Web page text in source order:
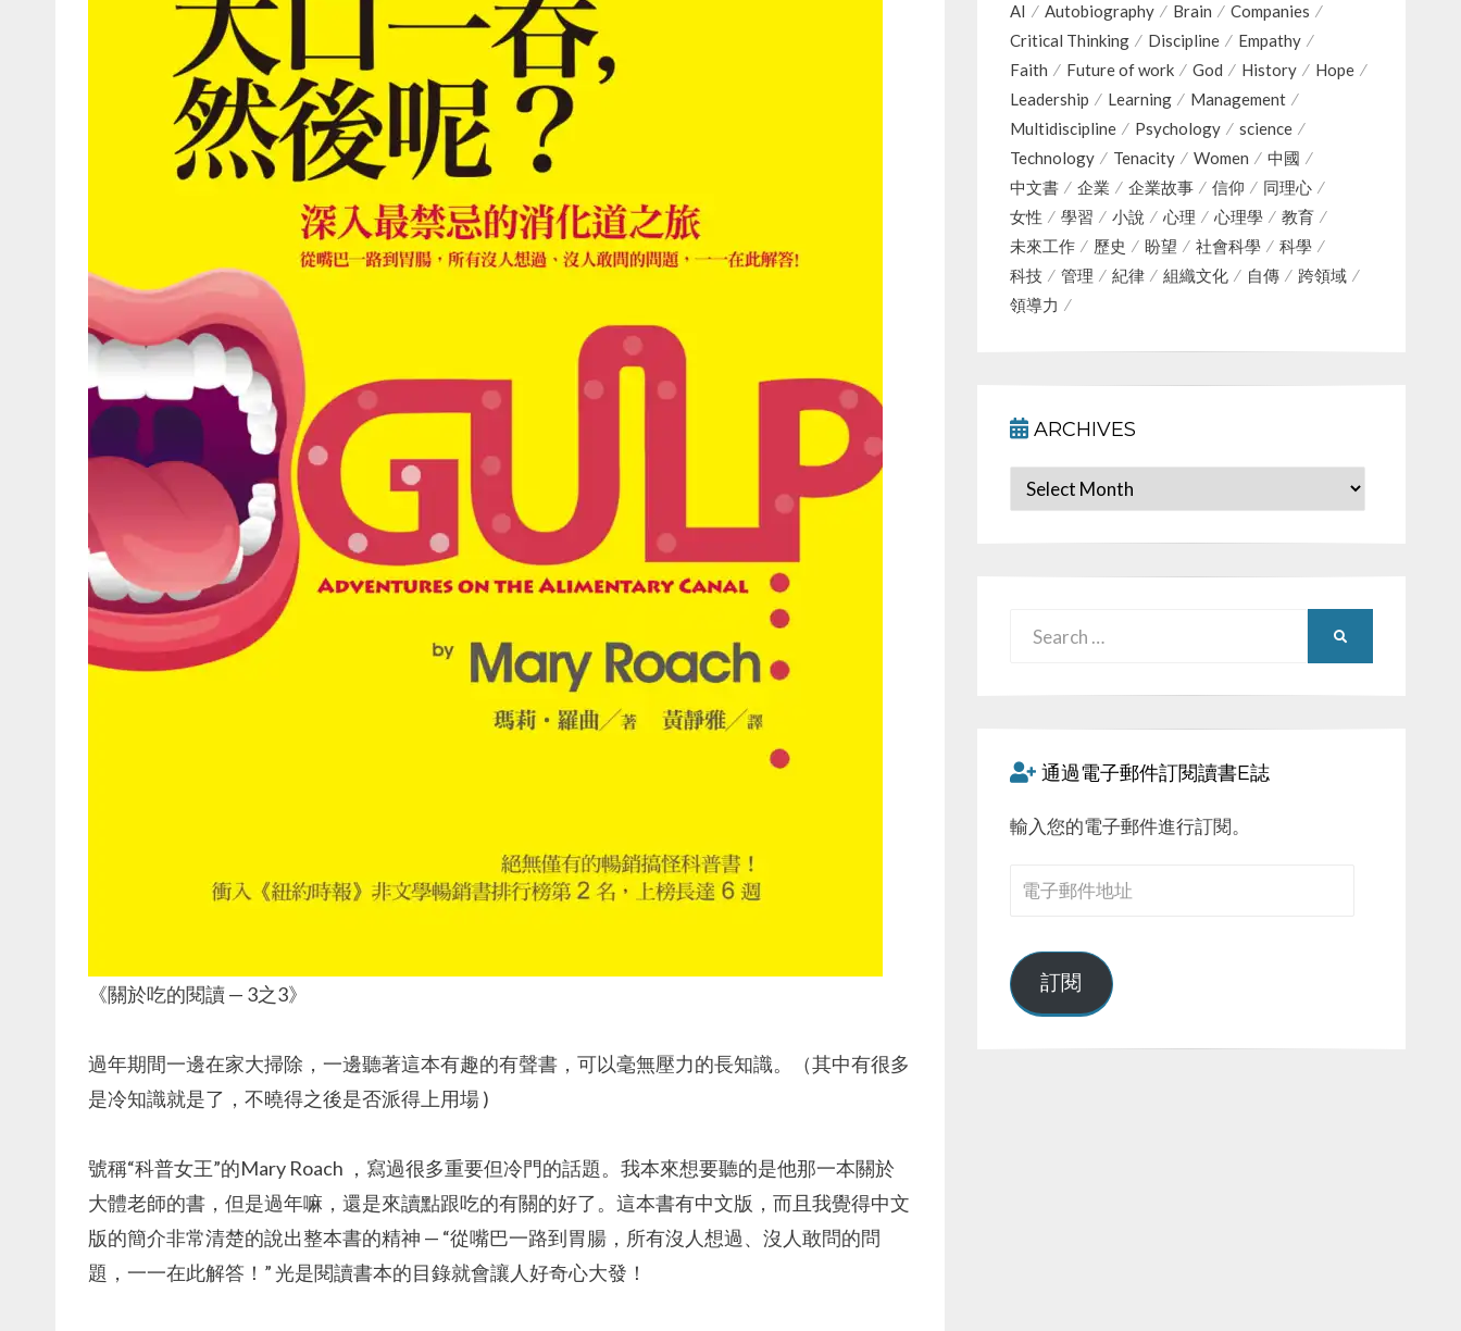
《關於吃的閱讀 — 3之3》
過年期間一邊在家大掃除，一邊聽著這本有趣的有聲書，可以毫無壓力的長知識。（其中有很多
是冷知識就是了，不曉得之後是否派得上用場 )
號稱“科普女王”的Mary Roach ，寫過很多重要但冷門的話題。我本來想要聽的是他那一本關於
大體老師的書，但是過年嘛，還是來讀點跟吃的有關的好了。這本書有中文版，而且我覺得中文
版的簡介非常清楚的說出整本書的精神 — “從嘴巴一路到胃腸，所有沒人想過、沒人敢問的問
題，一一在此解答！” 光是閱讀書本的目錄就會讓人好奇心大發！
AI Autobiography Brain
Companies
Critical Thinking
Discipline
Empathy
Faith
Future of work God History
Hope
Leadership
Learning
Management
Multidiscipline
Psychology
science
Technology
Tenacity Women
中國
中文書
企業 企業故事 信仰
同理心
女性
學習 小說 心理 心理學
教育
未來工作
歷史 盼望 社會科學
科學
科技
管理 紀律 組織文化 自傳
跨領域
領導力
ARCHIVES
Archives
通過電子郵件訂閱讀書E誌
輸入您的電子郵件進行訂閱。
電
件
地
訂閱